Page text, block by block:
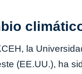
la
(EE.UU.), ha